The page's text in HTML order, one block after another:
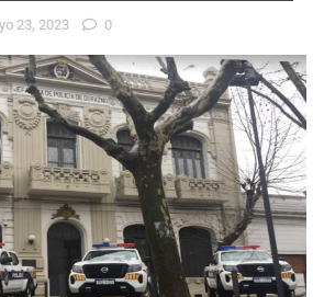
23, 2023 0